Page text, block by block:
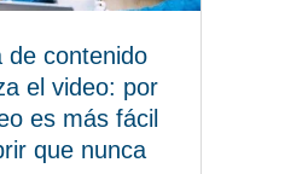
de contenido
el video: por
es más fácil
que nunca